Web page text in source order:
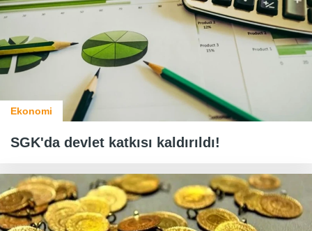
Ekonomi
SGK'da devlet katkısı kaldırıldı!